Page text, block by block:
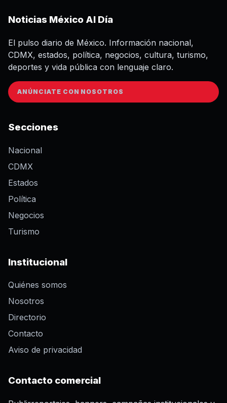
Noticias México Al Día
El pulso diario de México. Información nacional,
CDMX, estados, política, negocios, cultura, turismo,
deportes y vida pública con lenguaje claro.
ANÚNCIATE CON NOSOTROS
Secciones
Nacional
CDMX
Estados
Política
Negocios
Turismo
Institucional
Quiénes somos
Nosotros
Directorio
Contacto
Aviso de privacidad
Contacto comercial